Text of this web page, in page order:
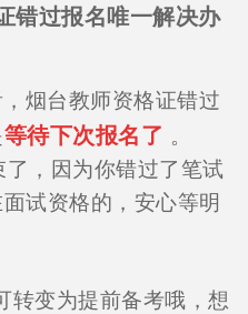
错过报名唯一解决办
烟台教师资格证错过
等待下次报名了 。
，因为你错过了笔试
试资格的，安心等明
转变为提前备考哦，想